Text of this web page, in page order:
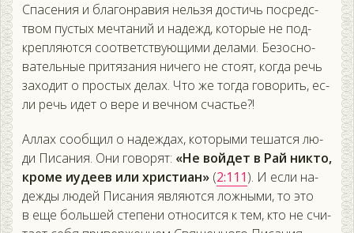
Спа­сения и бла­гон­ра­вия нель­зя дос­тичь пос­редс­
твом пус­тых меч­та­ний и на­дежд, ко­торые не под­
креп­ля­ют­ся со­от­ветс­тву­ющи­ми де­лами. Бе­зос­но­
ватель­ные при­тяза­ния ни­чего не сто­ят, ког­да речь
за­ходит о прос­тых де­лах. Что же тог­да го­ворить, ес­
ли речь идет о ве­ре и веч­ном счастье?!
Ал­лах со­об­щил о на­деж­дах, ко­торы­ми те­шат­ся лю­
ди Пи­сания. Они го­ворят: «Не вой­дет в Рай ник­то,
кро­ме и­уде­ев или хрис­ти­ан» (2:111). И ес­ли на­
деж­ды лю­дей Пи­сания яв­ля­ют­ся лож­ны­ми, то это
в еще боль­шей сте­пени от­но­сит­ся к тем, кто не счи­